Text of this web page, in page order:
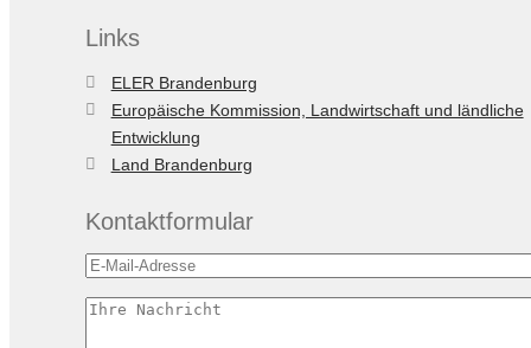
Links
ELER Brandenburg
Europäische Kommission, Landwirtschaft und ländliche
Entwicklung
Land Brandenburg
Kontaktformular